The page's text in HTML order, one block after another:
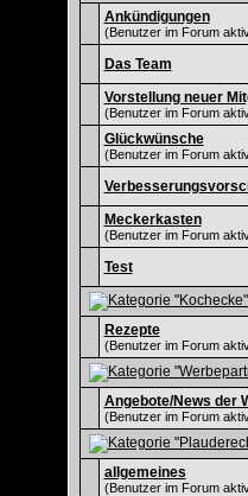
Ankündigungen
(Benutzer im Forum
Das Team
Vorstellung neuer
(Benutzer im Forum
Glückwünsche
(Benutzer im Forum
Meckerkasten
(Benutzer im Forum
Test
Rezepte
(Benutzer im Forum
Angebote/News der
(Benutzer im Forum
allgemeines
(Benutzer im Forum